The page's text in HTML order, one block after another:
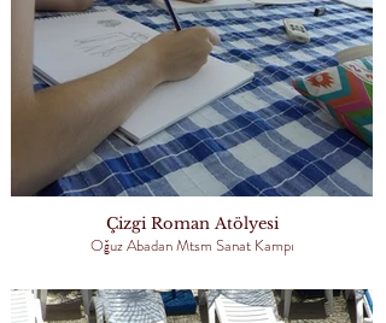
Çizgi Roman Atölyesi
Oğuz Abadan Mtsm Sanat Kampı